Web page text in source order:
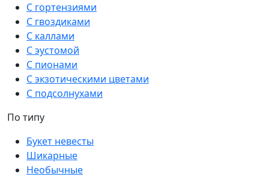
С гортензиями
С гвоздиками
С каллами
С эустомой
С пионами
С экзотическими цветами
С подсолнухами
По типу
Букет невесты
Шикарные
Необычные